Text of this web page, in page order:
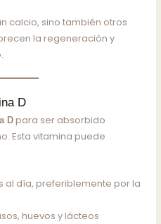
calcio, sino también otros
la regeneración y
D
D para ser absorbido
Esta vitamina puede
al día, preferiblemente por la
huevos y lácteos